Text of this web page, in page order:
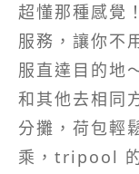
超懂那種感覺
服務，讓你不
服直達目的地
和其他去相同
分攤，荷包輕
乘，tripool 的